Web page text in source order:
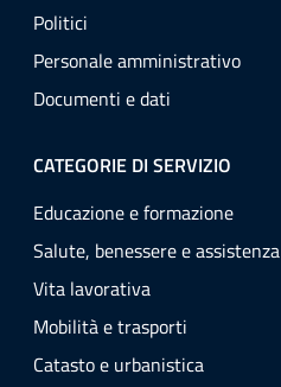
Politici
Personale amministrativo
Documenti e dati
CATEGORIE DI SERVIZIO
Educazione e formazione
Salute, benessere e assistenza
Vita lavorativa
Mobilità e trasporti
Catasto e urbanistica